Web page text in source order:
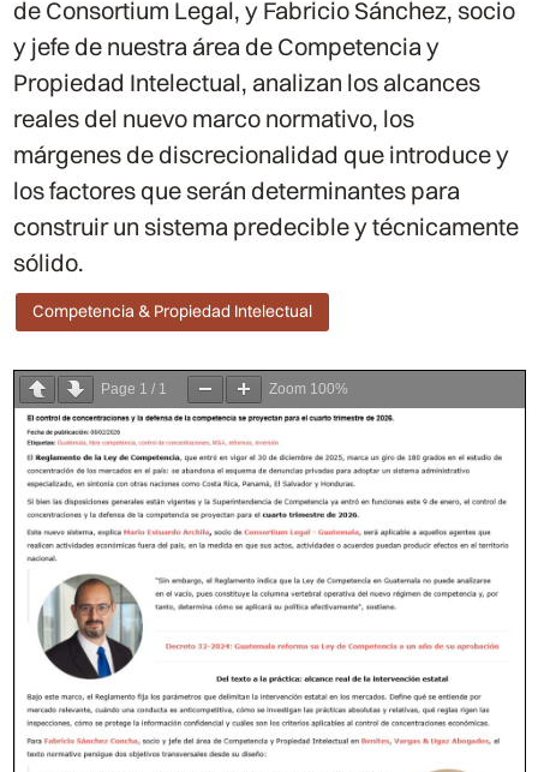
de Consortium Legal, y Fabricio Sánchez, socio
y jefe de nuestra área de Competencia y
Propiedad Intelectual, analizan los alcances
reales del nuevo marco normativo, los
márgenes de discrecionalidad que introduce y
los factores que serán determinantes para
construir un sistema predecible y técnicamente
sólido.
Competencia & Propiedad Intelectual
Page 1 / 1 Zoom 100%